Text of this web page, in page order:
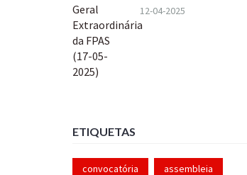
12-04-2025
ETIQUETAS
convocatória assembleia